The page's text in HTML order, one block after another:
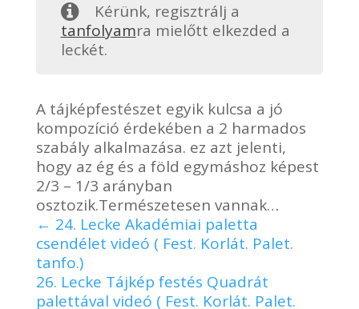
Kérünk, regisztrálj a
tanfolyamra mielőtt elkezded a
leckét.
A tájképfestészet egyik kulcsa a jó
kompozíció érdekében a 2 harmados
szabály alkalmazása. ez azt jelenti,
hogy az ég és a föld egymáshoz képest
2/3 – 1/3 arányban
osztozik.Természetesen vannak…
24. Lecke Akadémiai paletta
csendélet videó ( Fest. Korlát. Palet.
tanfo.)
26. Lecke Tájkép festés Quadrát
palettával videó ( Fest. Korlát. Palet.